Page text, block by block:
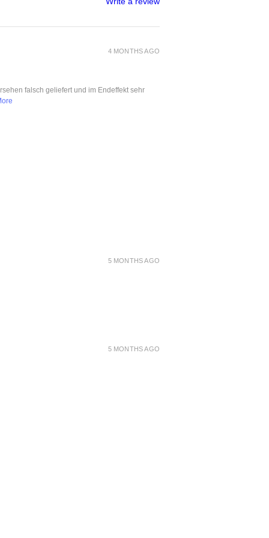
4 MONTHS AGO
falsch geliefert und im Endeffekt sehr
5 MONTHS AGO
5 MONTHS AGO